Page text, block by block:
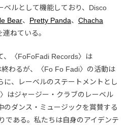
ベルとして機能しており、Disco
Bear、 Pretty Panda、 Chacha
連ねている。
、〈FoFoFadi Records〉は
終わるが、〈Fo Fo Fadi〉の活動は
に、レーベルのステートメントとし
はジャージー・クラブのレーベル
のダンス・ミュージックを賞賛する
である。私たちは自身のアイデンテ